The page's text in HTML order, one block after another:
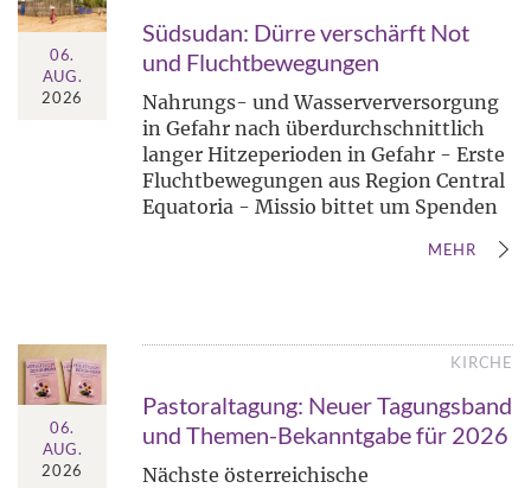
06.
AUG.
2026
Südsudan: Dürre verschärft Not
und Fluchtbewegungen
Nahrungs- und Wasserverversorgung
in Gefahr nach überdurchschnittlich
langer Hitzeperioden in Gefahr - Erste
Fluchtbewegungen aus Region Central
Equatoria - Missio bittet um Spenden
MEHR
06.
AUG.
2026
KIRCHE
Pastoraltagung: Neuer Tagungsband
und Themen-Bekanntgabe für 2026
Nächste österreichische